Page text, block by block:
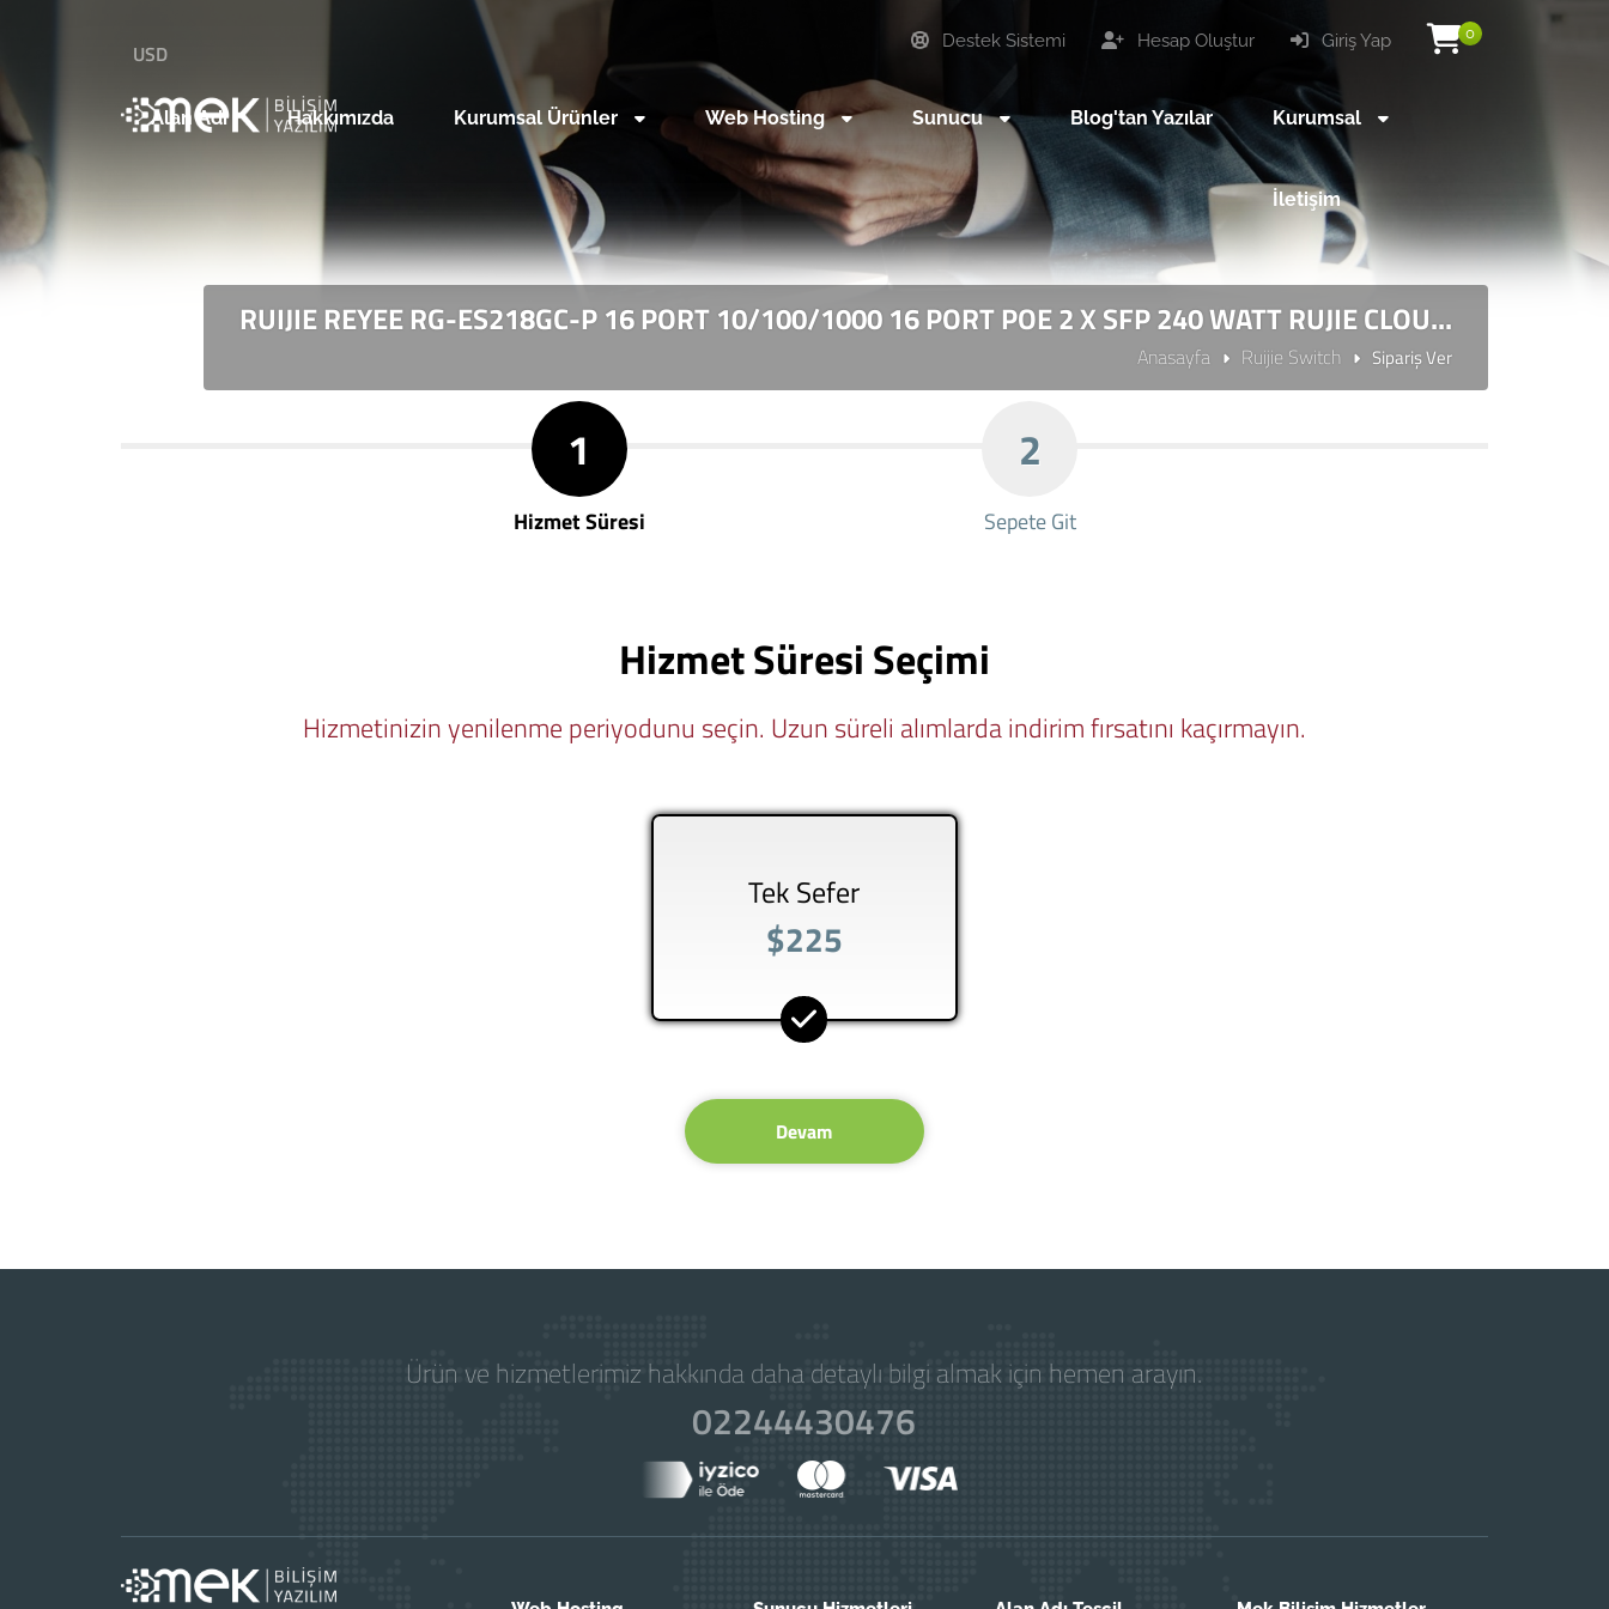
0
Giriş Yap
Hesap Oluştur
Destek Sistemi
USD
Alan Adı Hakkımızda Kurumsal Ürünler Web Hosting Sunucu Blog'tan Yazılar Kurumsal
İletişim
RUIJIE REYEE RG-ES218GC-P 16 PORT 10/100/1000 16 PORT POE 2 X SFP 240 WATT RUJIE CLOU...
Anasayfa Ruijie Switch Sipariş Ver
1
Hizmet Süresi
2
Sepete Git
Hizmet Süresi Seçimi
Hizmetinizin yenilenme periyodunu seçin. Uzun süreli alımlarda indirim fırsatını kaçırmayın.
Tek Sefer
$225
Devam
Ürün ve hizmetlerimiz hakkında daha detaylı bilgi almak için hemen arayın.
02244430476